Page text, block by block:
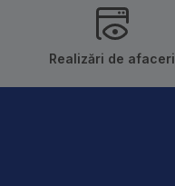
Realizări de afaceri